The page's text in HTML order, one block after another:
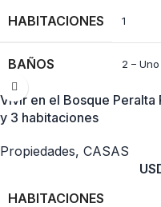
HABITACIONES
1
BAÑOS 2 –
MTS
CUBIERTOS
Sup.
Vivir en el Bosque Peralta
y 3 habitaciones
Propiedades, CASAS
HABITACIONES